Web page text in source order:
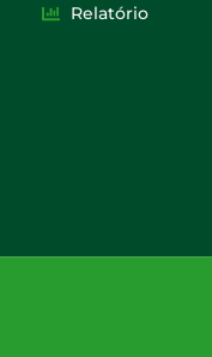
Relatório